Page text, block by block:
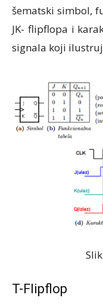
šematski simbol,
JK- flipflopa i
signala koji
T-Flipflop